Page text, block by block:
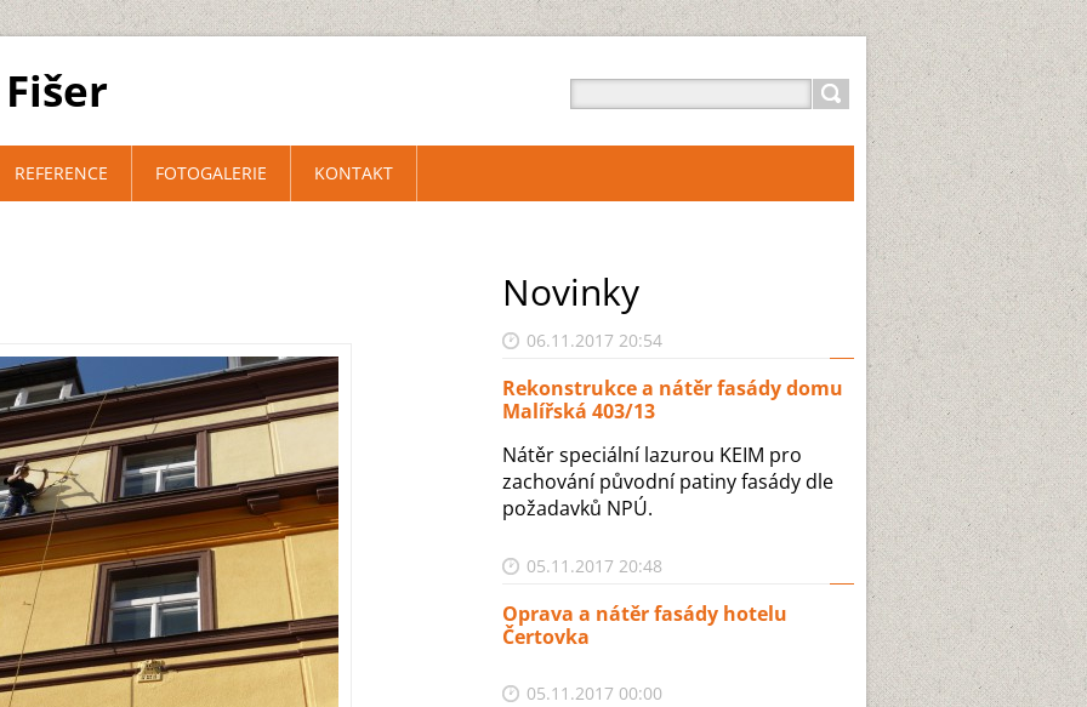
Novinky
06.11.2017 20:54
Rekonstrukce a nátěr fasády domu
Malířská 403/13
Nátěr speciální lazurou KEIM pro
zachování původní patiny fasády dle
požadavků NPÚ.
05.11.2017 20:48
Oprava a nátěr fasády hotelu
Čertovka
05.11.2017 00:00
REFERENCE FOTOGALERIE KONTAKT